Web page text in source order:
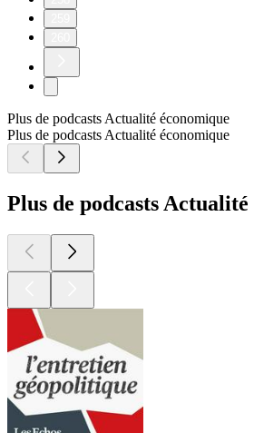
Plus de podcasts Actualité économique
Plus de podcasts Actualité économique
Plus de podcasts